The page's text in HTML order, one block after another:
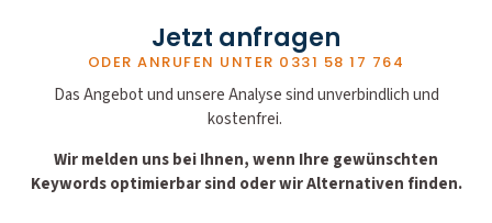
Jetzt anfragen
ODER ANRUFEN UNTER 0331 58 17 764
Das Angebot und unsere Analyse sind unverbindlich und
kostenfrei.
Wir melden uns bei Ihnen, wenn Ihre gewünschten
Keywords optimierbar sind oder wir Alternativen finden.